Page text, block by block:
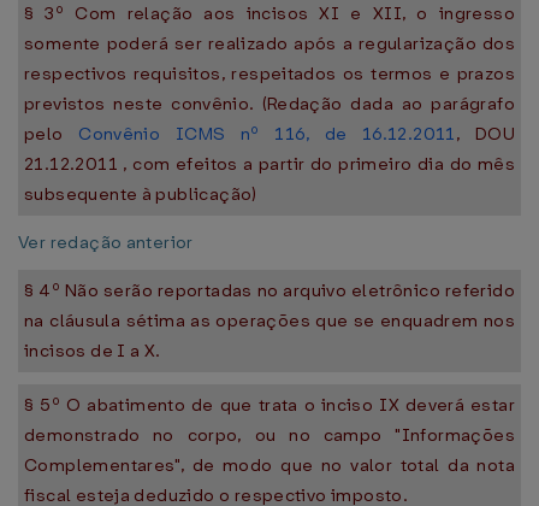
§ 3º Com relação aos incisos XI e XII, o ingresso
somente poderá ser realizado após a regularização dos
respectivos requisitos, respeitados os termos e prazos
previstos neste convênio. (Redação dada ao parágrafo
pelo Convênio ICMS nº 116, de 16.12.2011, DOU
21.12.2011 , com efeitos a partir do primeiro dia do mês
subsequente à publicação)
Ver redação anterior
§ 4º Não serão reportadas no arquivo eletrônico referido
na cláusula sétima as operações que se enquadrem nos
incisos de I a X.
§ 5º O abatimento de que trata o inciso IX deverá estar
demonstrado no corpo, ou no campo "Informações
Complementares", de modo que no valor total da nota
fiscal esteja deduzido o respectivo imposto.